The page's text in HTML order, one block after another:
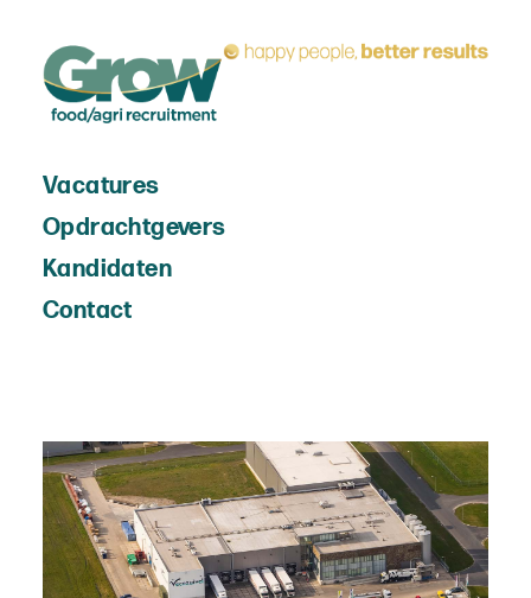
Vacatures
Opdrachtgevers
Kandidaten
Contact